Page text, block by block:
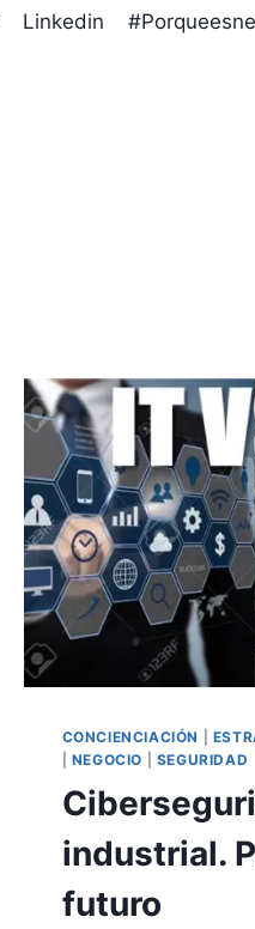
Linkedin
CONCIENCIACIÓN
NEGOCIO SEGURIDAD
industrial.
futuro